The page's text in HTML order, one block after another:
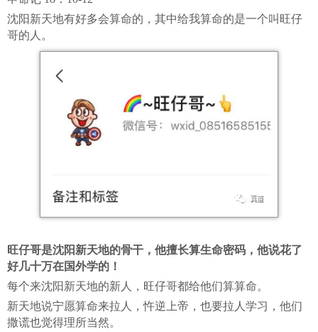
沈阳新天地有好多会算命的，其中给我算命的是一个叫旺仔
哥的人。
旺仔哥是沈阳新天地的骨干，他擅长算生命密码，他说花了
好几十万在国外学的！
每个来沈阳新天地的新人，旺仔哥都给他们算算命。
新天地说宁愿算命来拉人，忤逆上帝，也要拉人学习，他们
撒谎也觉得理所当然。